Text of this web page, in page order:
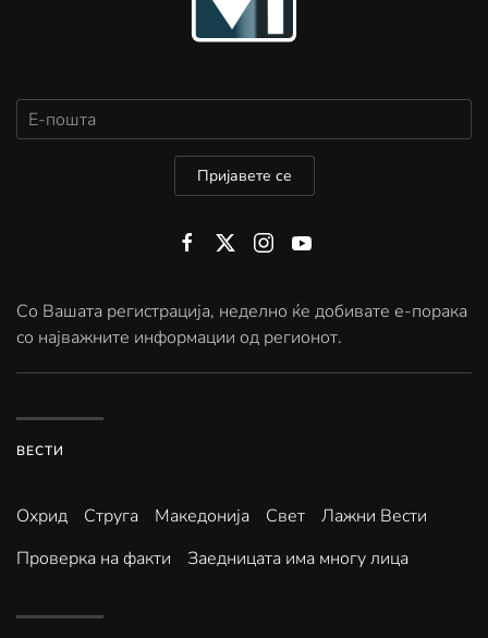
Пријавете се
Со Вашата регистрација, неделно ќе добивате е-порака
со најважните информации од регионот.
ВЕСТИ
Охрид Струга Македонија Свет
Лажни Вести
Проверка на факти
Заедницата има многу лица